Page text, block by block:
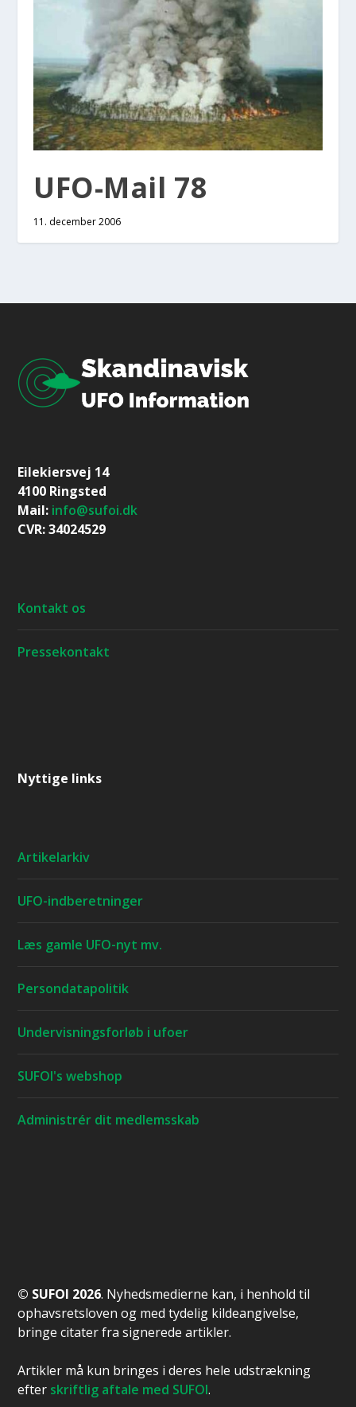
UFO-Mail 78
11. december 2006
Eilekiersvej 14
4100 Ringsted
Mail: info@sufoi.dk
CVR: 34024529
Kontakt os
Pressekontakt
Nyttige links
Artikelarkiv
UFO-indberetninger
Læs gamle UFO-nyt mv.
Persondatapolitik
Undervisningsforløb i ufoer
SUFOI's webshop
Administrér dit medlemsskab
© SUFOI 2026. Nyhedsmedierne kan, i henhold til
ophavsretsloven og med tydelig kildeangivelse,
bringe citater fra signerede artikler.
Artikler må kun bringes i deres hele udstrækning
efter skriftlig aftale med SUFOI.